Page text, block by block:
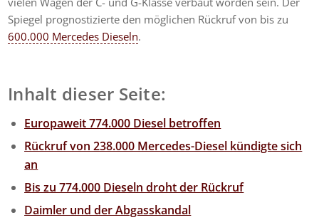
Spiegel prognostizierte den möglichen Rückruf von bis zu
600.000 Mercedes Dieseln.
Inhalt dieser Seite:
Europaweit 774.000 Diesel betroffen
Rückruf von 238.000 Mercedes-Diesel kündigte sich
an
Bis zu 774.000 Dieseln droht der Rückruf
Daimler und der Abgasskandal